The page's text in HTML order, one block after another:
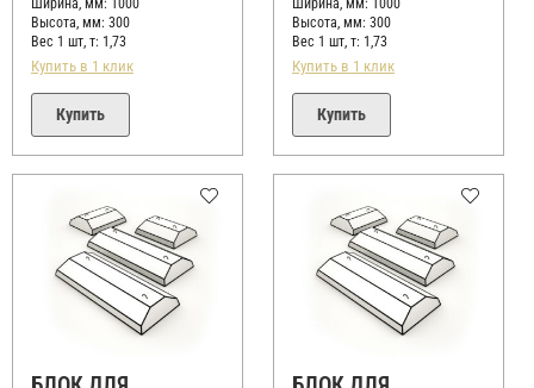
Ширина, мм: 1000
Высота, мм: 300
Вес 1 шт, т: 1,73
Купить в 1 клик
Купить
Ширина, мм: 1000
Высота, мм: 300
Вес 1 шт, т: 1,73
Купить в 1 клик
Купить